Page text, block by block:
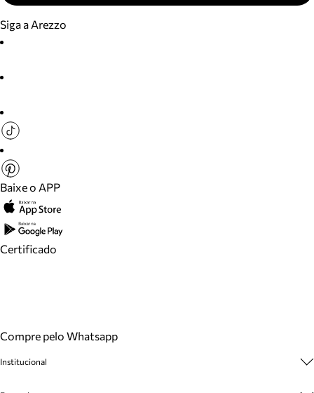
Siga a Arezzo
Baixe o APP
Certificado
Compre pelo Whatsapp
Institucional